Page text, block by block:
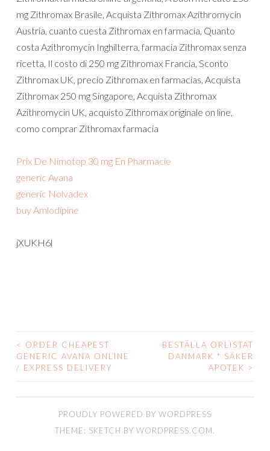
mg Zithromax Brasile, Acquista Zithromax Azithromycin
Austria, cuanto cuesta Zithromax en farmacia, Quanto
costa Azithromycin Inghilterra, farmacia Zithromax senza
ricetta, Il costo di 250 mg Zithromax Francia, Sconto
Zithromax UK, precio Zithromax en farmacias, Acquista
Zithromax 250 mg Singapore, Acquista Zithromax
Azithromycin UK, acquisto Zithromax originale on line,
como comprar Zithromax farmacia
Prix De Nimotop 30 mg En Pharmacie
generic Avana
generic Nolvadex
buy Amlodipine
jXUKH6l
POST
NAVIGATION
<
ORDER CHEAPEST
GENERIC AVANA ONLINE
/ EXPRESS DELIVERY
BESTÄLLA ORLISTAT
DANMARK * SÄKER
APOTEK >
PROUDLY POWERED BY WORDPRESS
THEME: SKETCH BY WORDPRESS.COM.